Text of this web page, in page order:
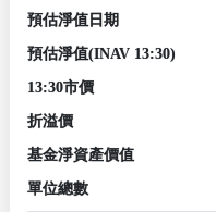
預估淨值日期
預估淨值(INAV 13:30)
13:30市價
折溢價
基金淨資產價值
單位總數